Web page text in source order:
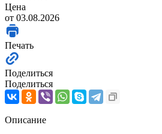
Цена
от 03.08.2026
Печать
Поделиться
Поделиться
Описание